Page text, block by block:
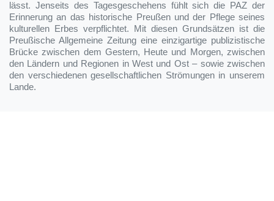
lässt. Jenseits des Tagesgeschehens fühlt sich die PAZ der
Erinnerung an das historische Preußen und der Pflege seines
kulturellen Erbes verpflichtet. Mit diesen Grundsätzen ist die
Preußische Allgemeine Zeitung eine einzigartige publizistische
Brücke zwischen dem Gestern, Heute und Morgen, zwischen
den Ländern und Regionen in West und Ost – sowie zwischen
den verschiedenen gesellschaftlichen Strömungen in unserem
Lande.